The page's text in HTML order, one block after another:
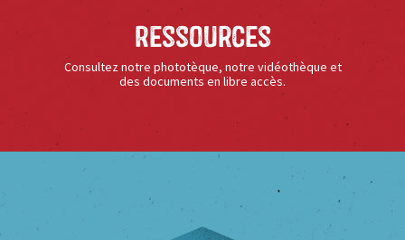
Ressources
Consultez notre phototèque, notre vidéothèque et
des documents en libre accès.